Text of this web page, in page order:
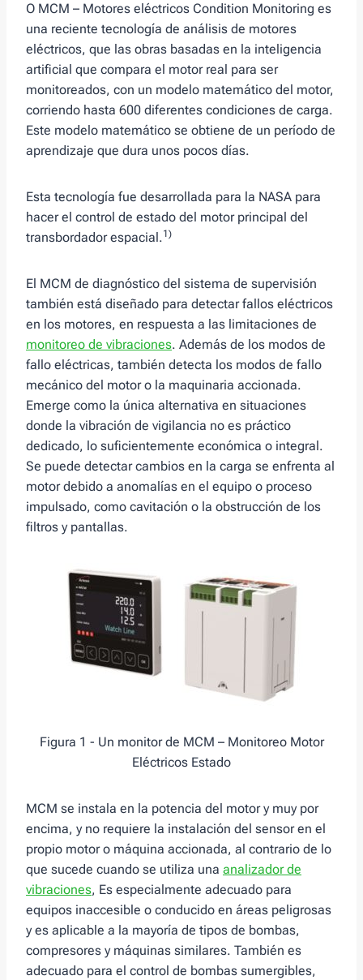
O MCM – Motores eléctricos Condition Monitoring es
una reciente tecnología de análisis de motores
eléctricos, que las obras basadas en la inteligencia
artificial que compara el motor real para ser
monitoreados, con un modelo matemático del motor,
corriendo hasta 600 diferentes condiciones de carga.
Este modelo matemático se obtiene de un período de
aprendizaje que dura unos pocos días.
Esta tecnología fue desarrollada para la NASA para
hacer el control de estado del motor principal del
transbordador espacial.1)
El MCM de diagnóstico del sistema de supervisión
también está diseñado para detectar fallos eléctricos
en los motores, en respuesta a las limitaciones de
monitoreo de vibraciones. Además de los modos de
fallo eléctricas, también detecta los modos de fallo
mecánico del motor o la maquinaria accionada.
Emerge como la única alternativa en situaciones
donde la vibración de vigilancia no es práctico
dedicado, lo suficientemente económica o integral.
Se puede detectar cambios en la carga se enfrenta al
motor debido a anomalías en el equipo o proceso
impulsado, como cavitación o la obstrucción de los
filtros y pantallas.
Figura 1 - Un monitor de MCM – Monitoreo Motor
Eléctricos Estado
MCM se instala en la potencia del motor y muy por
encima, y no requiere la instalación del sensor en el
propio motor o máquina accionada, al contrario de lo
que sucede cuando se utiliza una analizador de
vibraciones, Es especialmente adecuado para
equipos inaccesible o conducido en áreas peligrosas
y es aplicable a la mayoría de tipos de bombas,
compresores y máquinas similares. También es
adecuado para el control de bombas sumergibles,